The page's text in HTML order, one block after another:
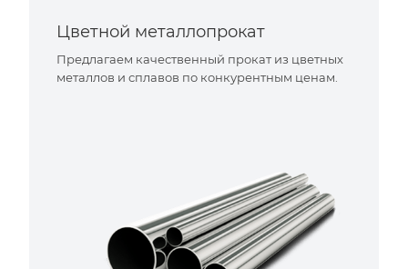
Цветной металлопрокат
Предлагаем качественный прокат из цветных
металлов и сплавов по конкурентным ценам.